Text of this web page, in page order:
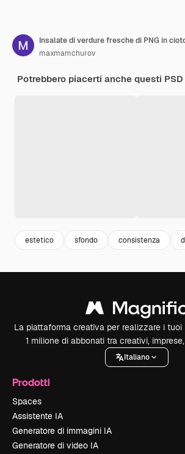
Insalate di verdure fresche di PNG in
maxmamchurov
Potrebbero piacerti anche questi PSD
estetico sfondo consistenza
La piattaforma creativa per realizzare i
1 milione di abbonati tra creativi,
Italiano
Prodotti
Spaces
Assistente IA
Generatore di immagini IA
Generatore di video IA